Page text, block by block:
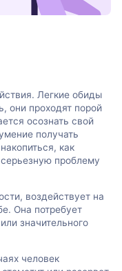
Легкие обиды
они проходят порой
осознать свой
получать
как
проблему
воздействует на
Она потребует
значительного
человек